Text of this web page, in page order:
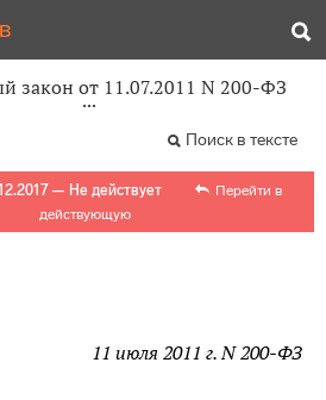
закон от 11.07.2011 N 200-ФЗ
Поиск в тексте
— Не действует
Перейти в
действующую
11 июля 2011 г. N 200-ФЗ